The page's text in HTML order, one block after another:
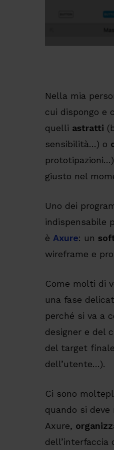
Nella mia
cui dispongo e
quelli astratti
sensibilità…) o
giusto nel
Uno dei
indispensabile
è Axure: un
wireframe e
Come molti di
una fase
perché si va a
designer e del
del target
dell’utente…).
Ci sono
quando si
Axure,
dell’interfaccia